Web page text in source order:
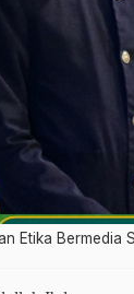
Etika Bermedia